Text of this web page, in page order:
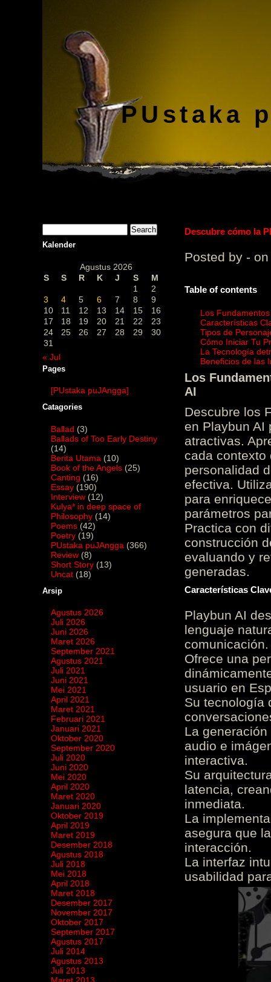
PUstaka
Kalender
Agustus 2026
S
S R K J S
M
1
2
3
4 5 6 7 8
9
10
11 12 13 14 15
16
17
18 19 20 21 22
23
24
25 26 27 28 29
30
31
« Jul
Pages
[PUstaka puJAngga]
Catagories
Ballad (3)
Ballads of Too Early Destiny
(14)
Berita Utama (10)
Book of the Angels (25)
Canting (16)
Essay (190)
Interview (12)
Kulya* in deep space of
Philosophy (14)
Poems (42)
Poetry (19)
PUstaka puJAngga (366)
Review (8)
Short Story (13)
Uncat (18)
Arsip
Agustus 2026
Juli 2026
Juni 2026
Maret 2026
September 2021
Agustus 2021
Juli 2021
Juni 2021
Mei 2021
April 2021
Maret 2021
Februari 2021
Januari 2021
Oktober 2020
September 2020
Juli 2020
Juni 2020
Mei 2020
April 2020
Maret 2020
Januari 2020
Oktober 2019
April 2019
Maret 2019
Desember 2018
Agustus 2018
Juli 2018
Mei 2018
April 2018
Maret 2018
Desember 2017
November 2017
Oktober 2017
September 2017
Agustus 2017
Juli 2014
Agustus 2013
Juli 2013
Descubre cómo la
Posted by - on
Table of contents
Los
Características
Tipos de
Cómo Iniciar Tu
La Tecnología
Beneficios de las
Los
AI
Descubre los
en Playbun AI
atractivas.
cada contexto
personalidad
efectiva.
para
parámetros
Practica con
construcción
evaluando y
generadas.
Características
Playbun AI
lenguaje
comunicación.
Ofrece una
usuario en
Su tecnología
La
audio e
interactiva.
Su
latencia,
inmediata.
La
asegura que
interacción.
La interfaz
usabilidad